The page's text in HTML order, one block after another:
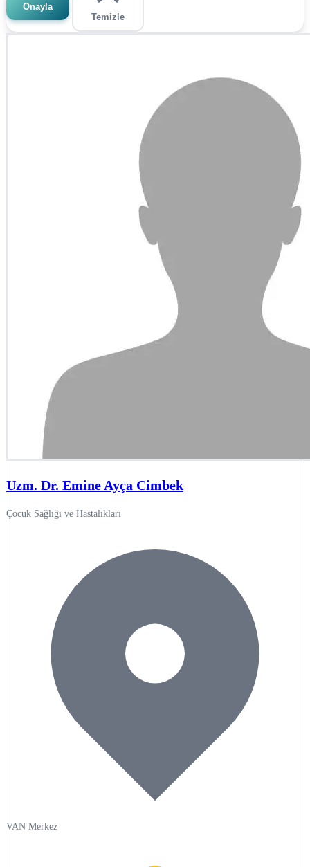
Onayla
Temizle
Uzm. Dr. Emine Ayça Cimbek
Çocuk Sağlığı ve Hastalıkları
VAN Merkez